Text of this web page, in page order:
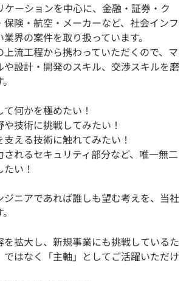
ケーションを中心に、金融・証券・ク
保険・航空・メーカーなど、社会インフ
界の案件を取り扱っています。
上流工程から携わっていただくので、マ
や設計・開発のスキル、交渉スキルを磨
て何かを極めたい！
や技術に挑戦してみたい！
支える技術に触れてみたい！
されるセキュリティ部分など、唯一無二
い！
ジニアであれば誰しも望む考えを、当社
拡大し、新規事業にも挑戦しているた
ではなく「主軸」としてご活躍いただけ